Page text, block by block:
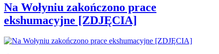
Na Wołyniu zakończono prace
ekshumacyjne [ZDJĘCIA]